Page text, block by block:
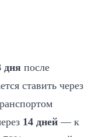
см)
толщине
уклон1–2
в один слой с
дня после
ставить через
14 дней — к